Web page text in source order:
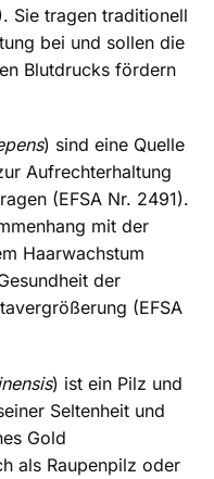
Sie tragen traditionell
bei und sollen die
Blutdrucks fördern
) sind eine Quelle
Aufrechterhaltung
(EFSA Nr. 2491).
mit der
Haarwachstum
der
(EFSA
) ist ein Pilz und
Seltenheit und
Gold
als Raupenpilz oder